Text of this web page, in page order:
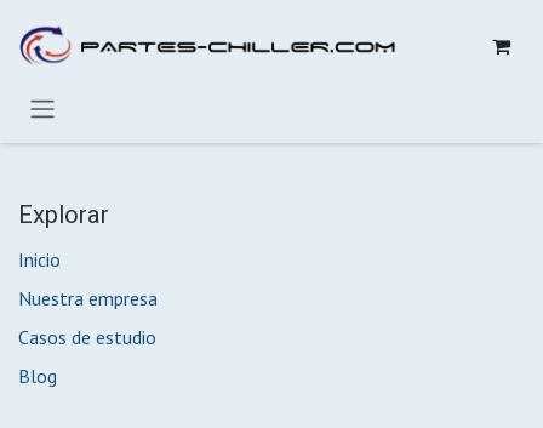
Explorar
Inicio
Nuestra empresa
Casos de estudio
Blog